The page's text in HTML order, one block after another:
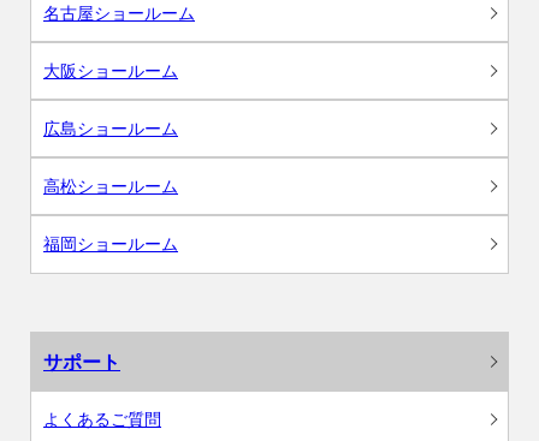
名古屋ショールーム
大阪ショールーム
広島ショールーム
高松ショールーム
福岡ショールーム
サポート
よくあるご質問